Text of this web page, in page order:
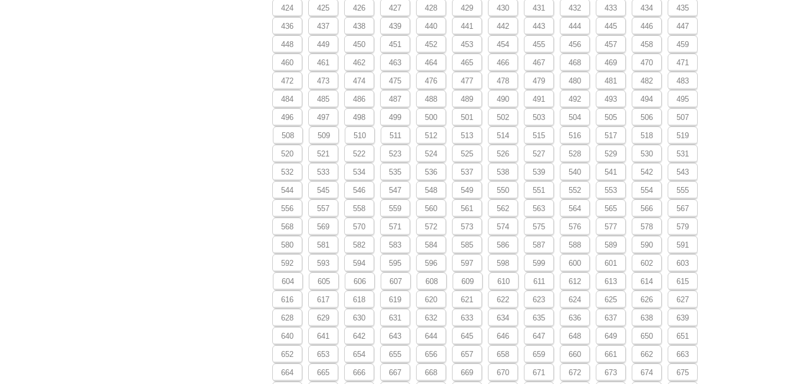
424 425 426 427 428 429 430 431 432 433 434 435
436 437 438 439 440 441 442 443 444 445 446 447
448 449 450 451 452 453 454 455 456 457 458 459
460 461 462 463 464 465 466 467 468 469 470 471
472 473 474 475 476 477 478 479 480 481 482 483
484 485 486 487 488 489 490 491 492 493 494 495
496 497 498 499 500 501 502 503 504 505 506 507
508 509 510 511 512 513 514 515 516 517 518 519
520 521 522 523 524 525 526 527 528 529 530 531
532 533 534 535 536 537 538 539 540 541 542 543
544 545 546 547 548 549 550 551 552 553 554 555
556 557 558 559 560 561 562 563 564 565 566 567
568 569 570 571 572 573 574 575 576 577 578 579
580 581 582 583 584 585 586 587 588 589 590 591
592 593 594 595 596 597 598 599 600 601 602 603
604 605 606 607 608 609 610 611 612 613 614 615
616 617 618 619 620 621 622 623 624 625 626 627
628 629 630 631 632 633 634 635 636 637 638 639
640 641 642 643 644 645 646 647 648 649 650 651
652 653 654 655 656 657 658 659 660 661 662 663
664 665 666 667 668 669 670 671 672 673 674 675